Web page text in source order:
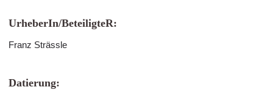
UrheberIn/BeteiligteR:
Franz Strässle
Datierung: